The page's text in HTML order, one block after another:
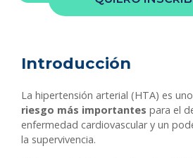
Introducción
La hipertensión arterial (HTA) es
riesgo más importantes para el
enfermedad cardiovascular y un
la supervivencia.